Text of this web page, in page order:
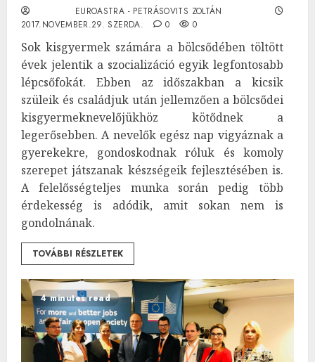
EUROASTRA - PETRÁSOVITS ZOLTÁN
2017.NOVEMBER.29. SZERDA.
0 0
Sok kisgyermek számára a bölcsődében töltött
évek jelentik a szocializáció egyik legfontosabb
lépcsőfokát. Ebben az időszakban a kicsik
szüleik és családjuk után jellemzően a bölcsődei
kisgyermeknevelőjükhöz kötődnek a
legerősebben. A nevelők egész nap vigyáznak a
gyerekekre, gondoskodnak róluk és komoly
szerepet játszanak készségeik fejlesztésében is.
A felelősségteljes munka során pedig több
érdekesség is adódik, amit sokan nem is
gondolnának.
TOVÁBBI RÉSZLETEK
4 minutes read